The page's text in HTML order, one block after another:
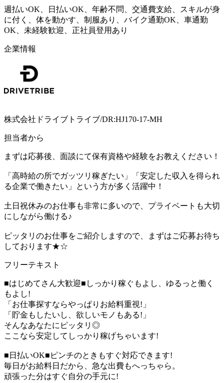
週払いOK、日払いOK、年齢不問、交通費支給、スキルが身
に付く、体を動かす、制服あり、バイク通勤OK、車通勤
OK、未経験歓迎、正社員登用あり
企業情報
株式会社ドライブトライブ/DR:HJ170-17-MH
担当者から
まずは応募後、面談にて保有資格や経験をお教えください！
「高時給の所でガッツリ稼ぎたい」「安定した収入を得られ
る企業で働きたい」という方が多く活躍中！
土日祝休みのお仕事も非常に多いので、プライベートも大切
にしながら働ける♪
ピッタリのお仕事をご紹介しますので、まずはご応募お待ち
しております★☆
フリーテキスト
■はじめてさん大歓迎■しっかり稼ぐもよし、ゆるっと働く
もよし!
「お仕事探すならやっぱりお給料重視!」
「貯金もしたいし、欲しいモノもある!」
そんなあなたにピッタリ◎
ここなら安定してしっかり稼げちゃいます!
■日払いOK■ピンチのときもすぐ対応できます!
毎日がお給料日だから、急な出費もへっちゃら。
頑張った分はすぐ自分の手元に!